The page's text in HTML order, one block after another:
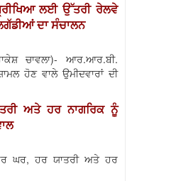
ਲਈ ਉੱਤਰੀ ਰੇਲਵੇ
ਦਾ ਸੰਚਾਲਨ
ਚਾਵਲਾ)- ਆਰ.ਆਰ.ਬੀ.
ਹੋਣ ਵਾਲੇ ਉਮੀਦਵਾਰਾਂ ਦੀ
ਅਤੇ ਹਰ ਨਾਗਰਿਕ ਨੂੰ
ਘਰ, ਹਰ ਯਾਤਰੀ ਅਤੇ ਹਰ